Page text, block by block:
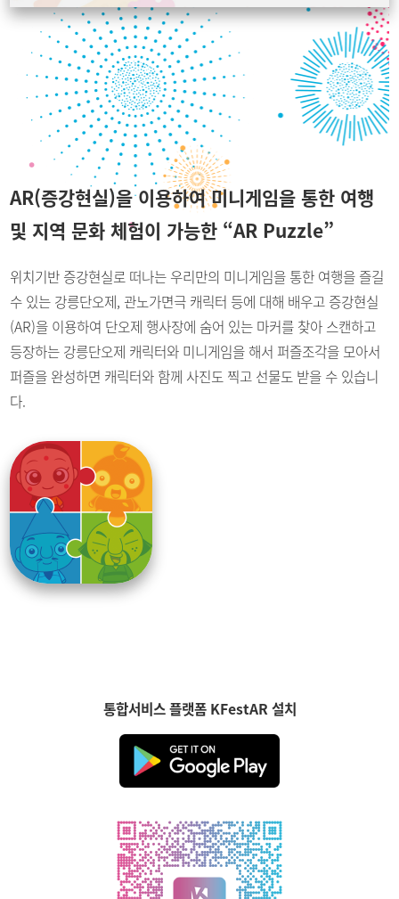
AR(증강현실)을 이용하여 미니게임을 통한 여행
및 지역 문화 체험이 가능한 “AR Puzzle”
위치기반 증강현실로 떠나는 우리만의 미니게임을 통한 여행을 즐길
수 있는 강릉단오제, 관노가면극 캐릭터 등에 대해 배우고 증강현실
(AR)을 이용하여 단오제 행사장에 숨어 있는 마커를 찾아 스캔하고
등장하는 강릉단오제 캐릭터와 미니게임을 해서 퍼즐조각을 모아서
퍼즐을 완성하면 캐릭터와 함께 사진도 찍고 선물도 받을 수 있습니
다.
통합서비스 플랫폼 KFestAR 설치